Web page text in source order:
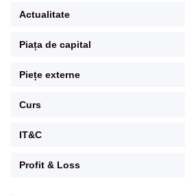
Actualitate
Piața de capital
Piețe externe
Curs
IT&C
Profit & Loss